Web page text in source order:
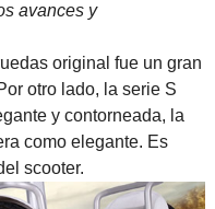
avances y
original fue un gran
otro lado, la serie S
y contorneada, la
como elegante. Es
scooter.